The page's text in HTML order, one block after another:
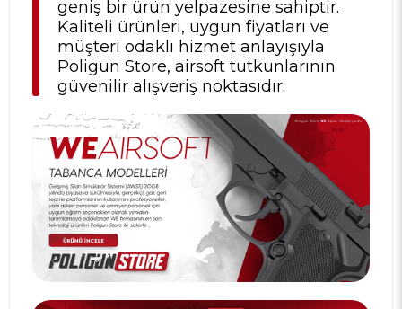
geniş bir ürün yelpazesine sahiptir.
Kaliteli ürünleri, uygun fiyatları ve
müşteri odaklı hizmet anlayışıyla
Poligun Store, airsoft tutkunlarının
güvenilir alışveriş noktasıdır.